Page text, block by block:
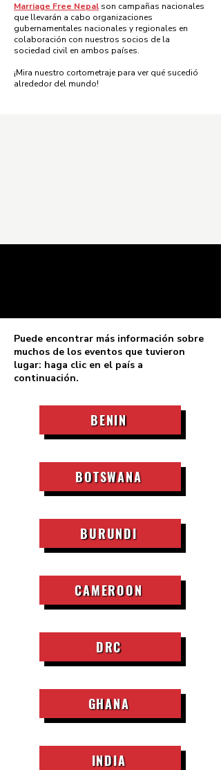
Marriage Free Nepal son campañas nacionales
que llevarán a cabo organizaciones
gubernamentales nacionales y regionales en
colaboración con nuestros socios de la
sociedad civil en ambos países.
¡Mira nuestro cortometraje para ver qué sucedió
alrededor del mundo!
Puede encontrar más información sobre
muchos de los eventos que tuvieron
lugar: haga clic en el país a
continuación.
BENIN
BOTSWANA
BURUNDI
CAMEROON
DRC
GHANA
INDIA